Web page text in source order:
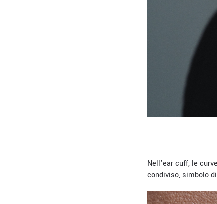
Nell’ear cuff, le
condiviso, simbolo